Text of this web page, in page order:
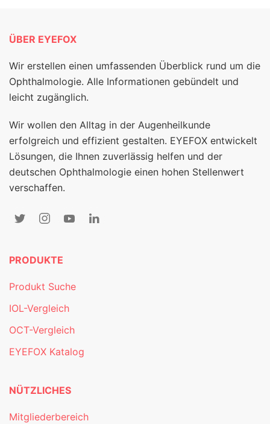
ÜBER EYEFOX
Wir erstellen einen umfassenden Überblick rund um die
Ophthalmologie. Alle Informationen gebündelt und
leicht zugänglich.
Wir wollen den Alltag in der Augenheilkunde
erfolgreich und effizient gestalten. EYEFOX entwickelt
Lösungen, die Ihnen zuverlässig helfen und der
deutschen Ophthalmologie einen hohen Stellenwert
verschaffen.
PRODUKTE
Produkt Suche
IOL-Vergleich
OCT-Vergleich
EYEFOX Katalog
NÜTZLICHES
Mitgliederbereich